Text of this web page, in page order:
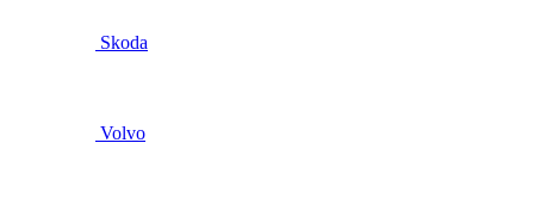
Skoda
Volvo